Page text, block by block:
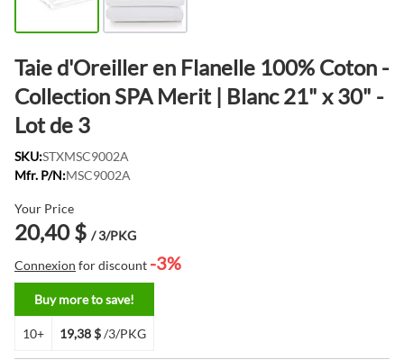
Taie d'Oreiller en Flanelle 100% Coton -
Collection SPA Merit | Blanc 21" x 30" -
Lot de 3
SKU:STXMSC9002A
Mfr. P/N:MSC9002A
Your Price
20,40 $ / 3/PKG
Connexion for discount -3%
Buy more to save!
10+ 19,38 $/3/PKG